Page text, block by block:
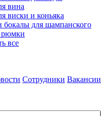
вина
виски и коньяка
для шампанского
рюмки
все
Сотрудники Вакансии